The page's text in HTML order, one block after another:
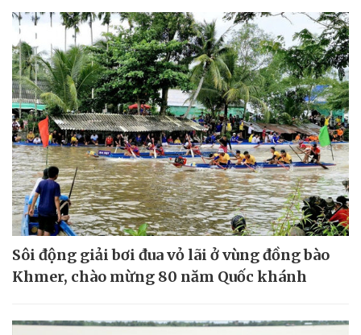
Sôi động giải bơi đua vỏ lãi ở vùng đồng bào
Khmer, chào mừng 80 năm Quốc khánh